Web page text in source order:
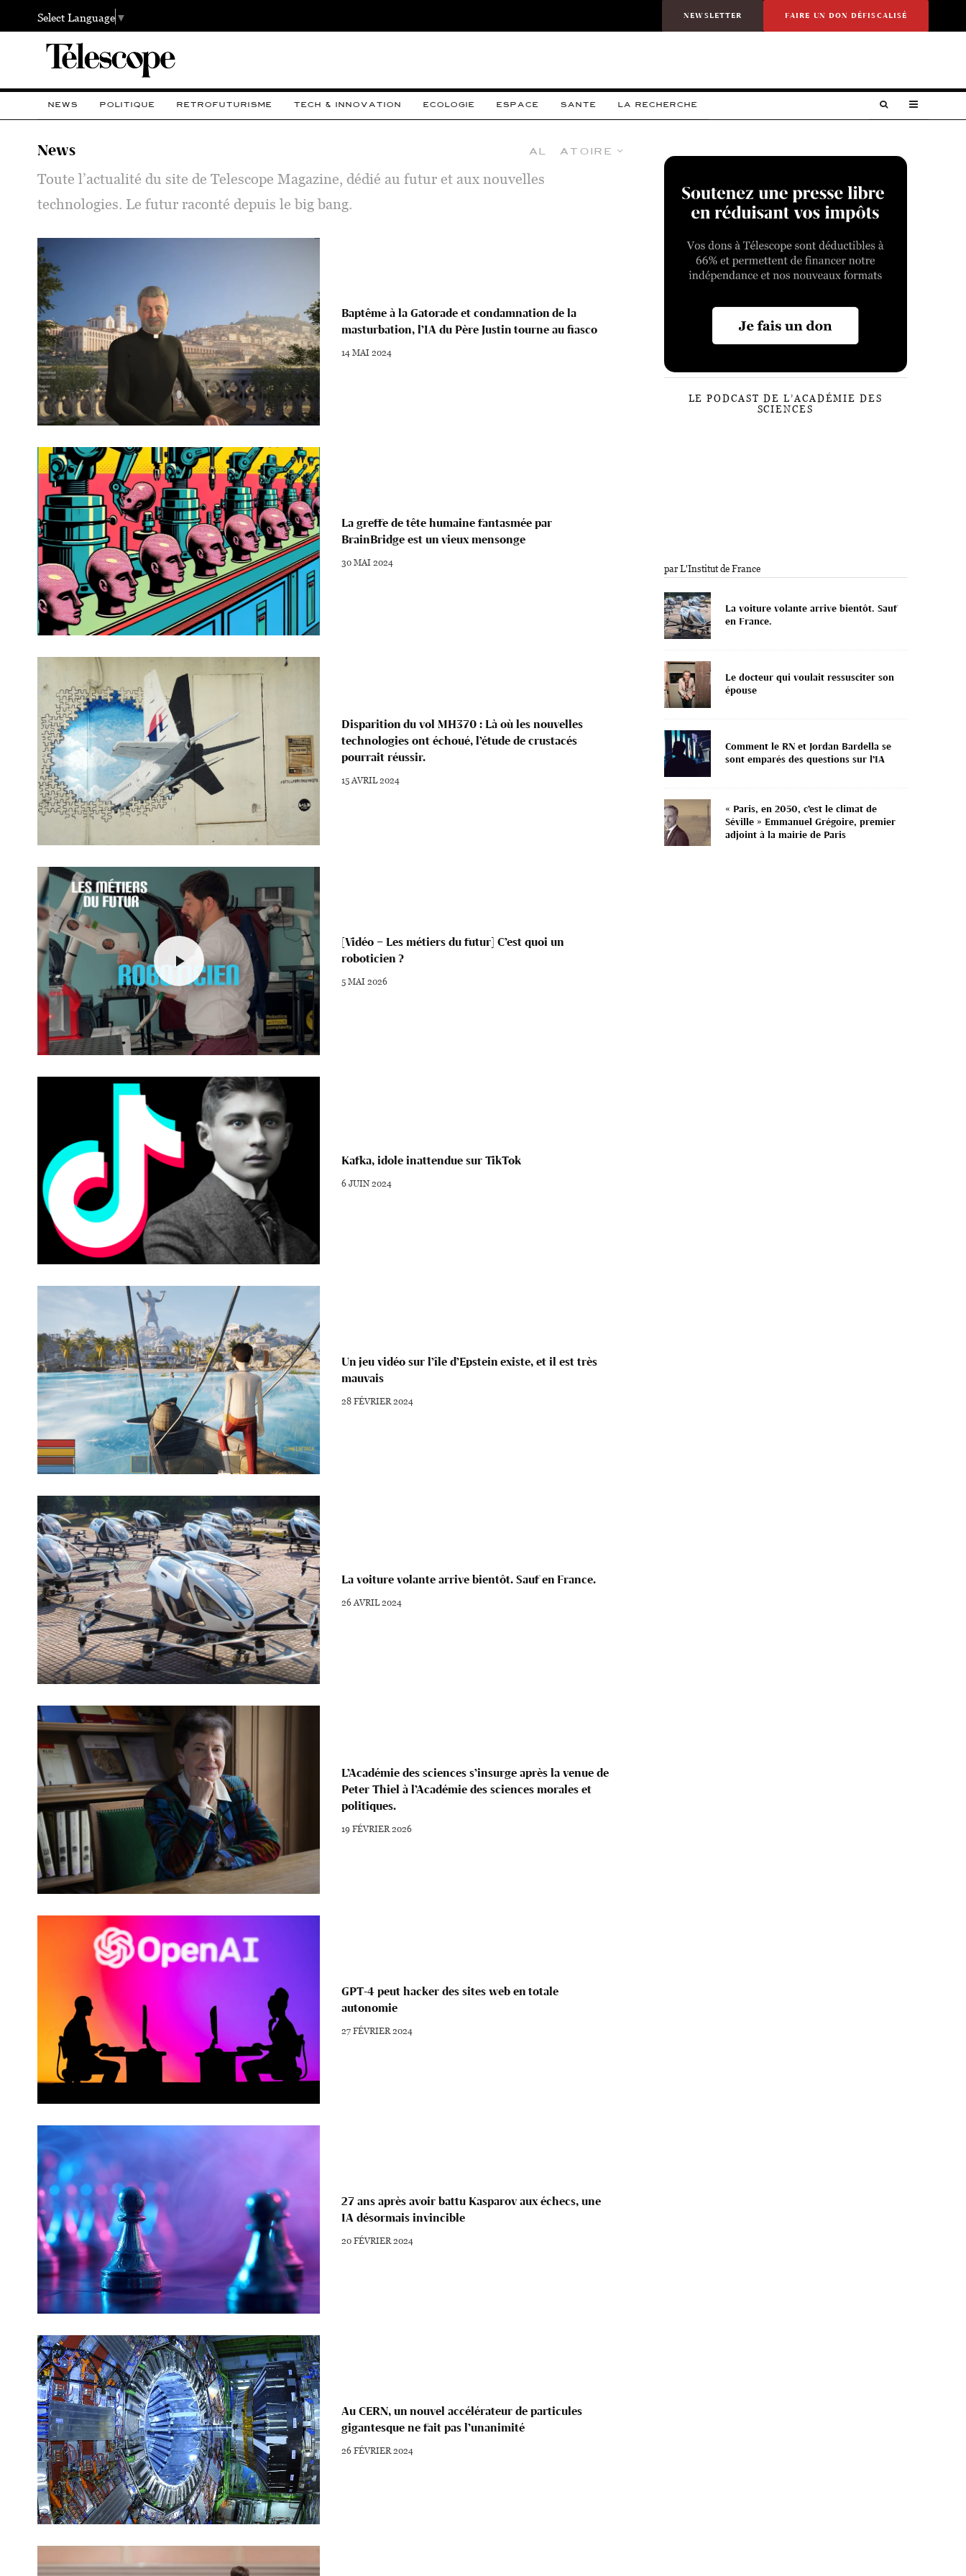
Select Language▼ NEWSLETTER FAIRE UN DON DÉFISCALISÉ
NEWS POLITIQUE RETROFUTURISME TECH & INNOVATION ECOLOGIE ESPACE SANTE LA RECHERCHE
Aléatoire
News
Toute l’actualité du site de Telescope Magazine, dédié au futur et aux nouvelles
technologies. Le futur raconté depuis le big bang.
Baptême à la Gatorade et condamnation de la
masturbation, l’IA du Père Justin tourne au fiasco
14 MAI 2024
La greffe de tête humaine fantasmée par
BrainBridge est un vieux mensonge
30 MAI 2024
Disparition du vol MH370 : Là où les nouvelles
technologies ont échoué, l’étude de crustacés
pourrait réussir.
15 AVRIL 2024
[Vidéo – Les métiers du futur] C’est quoi un
roboticien ?
5 MAI 2026
Kafka, idole inattendue sur TikTok
6 JUIN 2024
Un jeu vidéo sur l’île d’Epstein existe, et il est très
mauvais
28 FÉVRIER 2024
La voiture volante arrive bientôt. Sauf en France.
26 AVRIL 2024
L’Académie des sciences s’insurge après la venue de
Peter Thiel à l’Académie des sciences morales et
politiques.
19 FÉVRIER 2026
GPT-4 peut hacker des sites web en totale
autonomie
27 FÉVRIER 2024
27 ans après avoir battu Kasparov aux échecs, une
IA désormais invincible
20 FÉVRIER 2024
Au CERN, un nouvel accélérateur de particules
gigantesque ne fait pas l’unanimité
26 FÉVRIER 2024
LE PODCAST DE L’ACADÉMIE DES
SCIENCES
par L'Institut de France
La voiture volante arrive bientôt. Sauf
en France.
Le docteur qui voulait ressusciter son
épouse
Comment le RN et Jordan Bardella se
sont emparés des questions sur l’IA
« Paris, en 2050, c’est le climat de
Séville » Emmanuel Grégoire, premier
adjoint à la mairie de Paris